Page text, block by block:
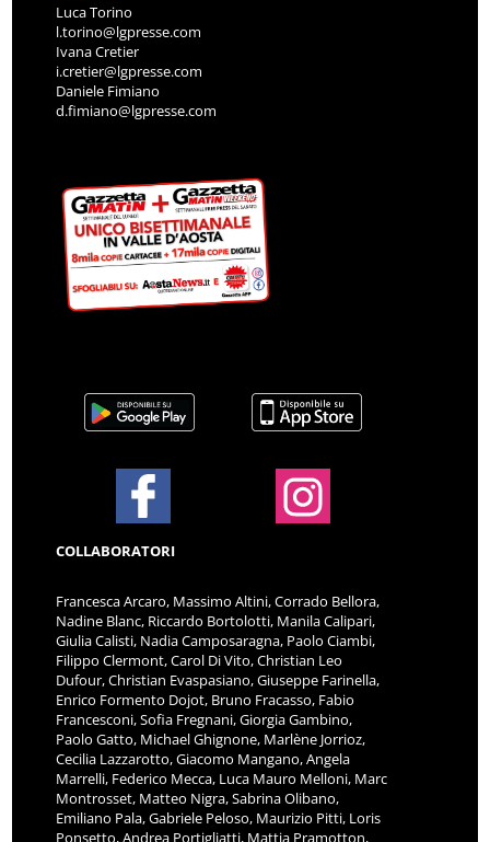
Luca Torino
l.torino@lgpresse.com
Ivana Cretier
i.cretier@lgpresse.com
Daniele Fimiano
d.fimiano@lgpresse.com
COLLABORATORI
Francesca Arcaro, Massimo Altini, Corrado Bellora,
Nadine Blanc, Riccardo Bortolotti, Manila Calipari,
Giulia Calisti, Nadia Camposaragna, Paolo Ciambi,
Filippo Clermont, Carol Di Vito, Christian Leo
Dufour, Christian Evaspasiano, Giuseppe Farinella,
Enrico Formento Dojot, Bruno Fracasso, Fabio
Francesconi, Sofia Fregnani, Giorgia Gambino,
Paolo Gatto, Michael Ghignone, Marlène Jorrioz,
Cecilia Lazzarotto, Giacomo Mangano, Angela
Marrelli, Federico Mecca, Luca Mauro Melloni, Marc
Montrosset, Matteo Nigra, Sabrina Olibano,
Emiliano Pala, Gabriele Peloso, Maurizio Pitti, Loris
Ponsetto, Andrea Portigliatti, Mattia Pramotton,